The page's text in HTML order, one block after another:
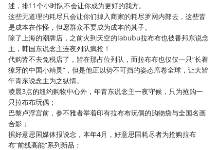
述，排11个小时队不会让你成为更好的我方。
这些无道理的耗尽只会让你们掉入商家的耗尽罗网内部去，这些皆
是成本在作怪，但愿群众不要成为成本的其子。
除了上海的潮牌店，之前火到天空的labubu拉布布也被番邦东说念
主，韩国东说念主连夜列队疯抢！
代购皆不去免税店了，皆在那占位列队，而拉布布也仅仅一只“长着
獠牙的中国小精灵”，但是他正以势不可挡的姿态席卷全球，让大皆
年青东说念主为之纵情。
凌晨3点的纽约购物中心外，年青东说念主一夜守候，只为抢购一
只拉布布玩偶；
巴黎卢浮宫前，参不雅者举着印有拉布布玩偶的购物袋与全国名画
合影；
据好意思国媒体报说念，本年4月，好意思国耗尽者为抢购拉布
布“前线高能”系列新品：